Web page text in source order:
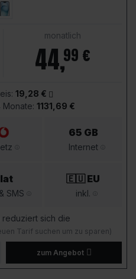
monatlich
44,99 €
19,28 €
Monate: 1131,69 €
65 GB
Internet
SMS
🇪🇺 EU
inkl.
reduziert sich die
Tarif suchen um zu sparen)
zum Angebot